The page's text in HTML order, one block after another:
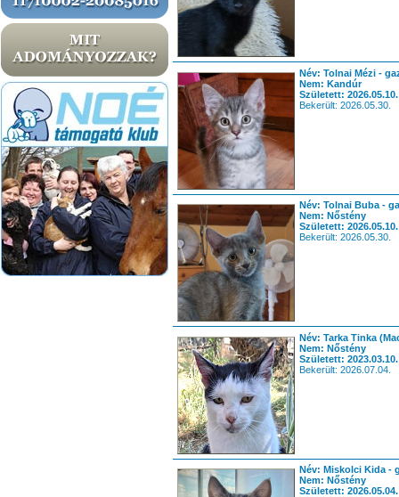
Név: Tolnai Mézi -
Nem: Kandúr
Született: 2026.05.10.
Bekerült: 2026.05.30.
Név: Tolnai Buba -
Nem: Nőstény
Született: 2026.05.10.
Bekerült: 2026.05.30.
Név: Tarka Tinka
Nem: Nőstény
Született: 2023.03.10.
Bekerült: 2026.07.04.
Név: Miskolci Kida -
Nem: Nőstény
Született: 2026.05.04.